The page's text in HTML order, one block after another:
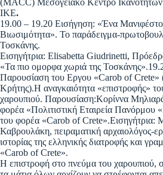
(MACC) Μεσογειακό Κέντρο Ικανοτήτων
ΙΚΕ.
19.00 – 19.20 Εισήγηση: «Ένα Μανιφέστο
Βιωσιμότητα». Το παράδειγμα-
Τοσκάνης.
Εισηγήτρια: Elisabetta Giudrinetti,
«Τα πιο ομορφα χωριά της
Παρουσίαση του Εργου «Carob of Crete»
Κρήτης).Η αναγκαιότητα «επιστροφής»
χαρουπιού. Παρουσίαση:Κορίννα
φορέα «Πολιτιστική Εταιρεία Πανόρμου
του φορέα «Carob of Crete».Εισηγήτρια:
Καβρουλάκη, πειραματική αρχαιολόγος-
ιστορίας της ελληνικής διατροφής και
«Carob of Crete».
Η επιστροφή στο πνεύμα του χαρουπιού,